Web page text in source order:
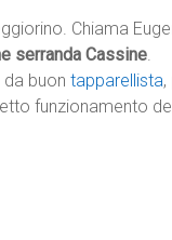
Chiama
serranda Cassine.
buon tapparellista
funzionamento